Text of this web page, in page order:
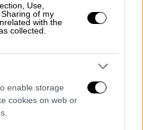
Use,
of my
with the
collected.
enable storage
cookies on web or
για να
έρευνας και
περιοχές της
υποστηρίζει το
στη Θεσσαλονίκη
στην Αθήνα.